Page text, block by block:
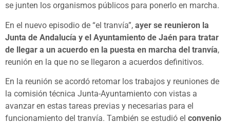
se junten los organismos públicos para ponerlo en marcha.
En el nuevo episodio de “el tranvía”, ayer se reunieron la
Junta de Andalucía y el Ayuntamiento de Jaén para tratar
de llegar a un acuerdo en la puesta en marcha del tranvía,
reunión en la que no se llegaron a acuerdos definitivos.
En la reunión se acordó retomar los trabajos y reuniones de
la comisión técnica Junta-Ayuntamiento con vistas a
avanzar en estas tareas previas y necesarias para el
funcionamiento del tranvía. También se estudió el convenio